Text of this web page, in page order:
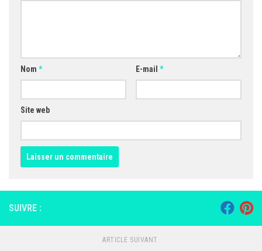
Nom * E-mail *
Site web
SUIVRE :
ARTICLE SUIVANT